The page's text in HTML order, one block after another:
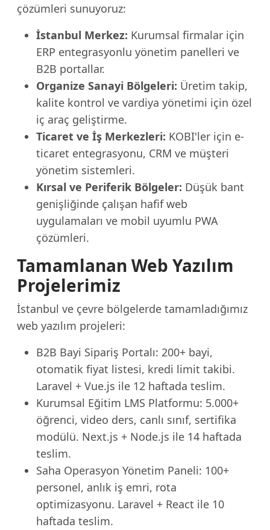
çözümleri sunuyoruz:
İstanbul Merkez: Kurumsal firmalar için
ERP entegrasyonlu yönetim panelleri ve
B2B portallar.
Organize Sanayi Bölgeleri: Üretim takip,
kalite kontrol ve vardiya yönetimi için özel
iç araç geliştirme.
Ticaret ve İş Merkezleri: KOBI'ler için e-
ticaret entegrasyonu, CRM ve müşteri
yönetim sistemleri.
Kırsal ve Periferik Bölgeler: Düşük bant
genişliğinde çalışan hafif web
uygulamaları ve mobil uyumlu PWA
çözümleri.
Tamamlanan Web Yazılım
Projelerimiz
İstanbul ve çevre bölgelerde tamamladığımız
web yazılım projeleri:
B2B Bayi Sipariş Portalı: 200+ bayi,
otomatik fiyat listesi, kredi limit takibi.
Laravel + Vue.js ile 12 haftada teslim.
Kurumsal Eğitim LMS Platformu: 5.000+
öğrenci, video ders, canlı sınıf, sertifika
modülü. Next.js + Node.js ile 14 haftada
teslim.
Saha Operasyon Yönetim Paneli: 100+
personel, anlık iş emri, rota
optimizasyonu. Laravel + React ile 10
haftada teslim.